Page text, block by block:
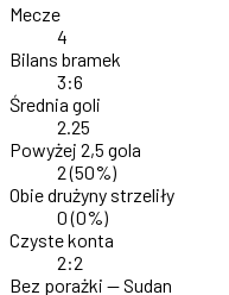
Mecze
4
Bilans bramek
3:6
Średnia goli
2.25
Powyżej 2,5 gola
2(50%)
Obie drużyny strzeliły
0(0%)
Czyste konta
2:2
Bez porażki — Sudan